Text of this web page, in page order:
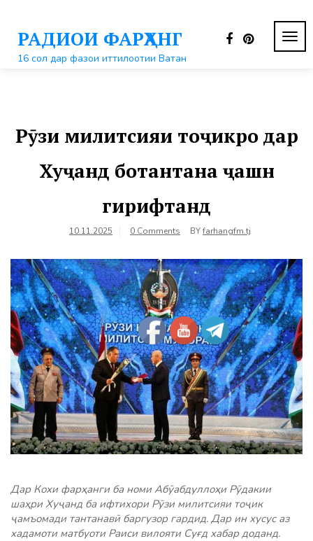
контентуРАДИОИ ФАРҲАНГ
16 сол дар фазои иттилоотии Ватан
Рӯзи милитсияи тоҷикро дар
Хуҷанд ботантана ҷашн
гирифтанд
10.11.2025 0 Comments BYfarhangfm.tj
Дар Кохи фарҳанги ба номи Абӯабдуллоҳи Рӯдакии
шаҳри Хуҷанд ба ифтихори Рӯзи милитсияи тоҷик
ҷамъомади тантанавӣ баргузор гардид. Дар ин хусус аз
хадамоти матбуоти Раиси вилояти Суғд хабар доданд.